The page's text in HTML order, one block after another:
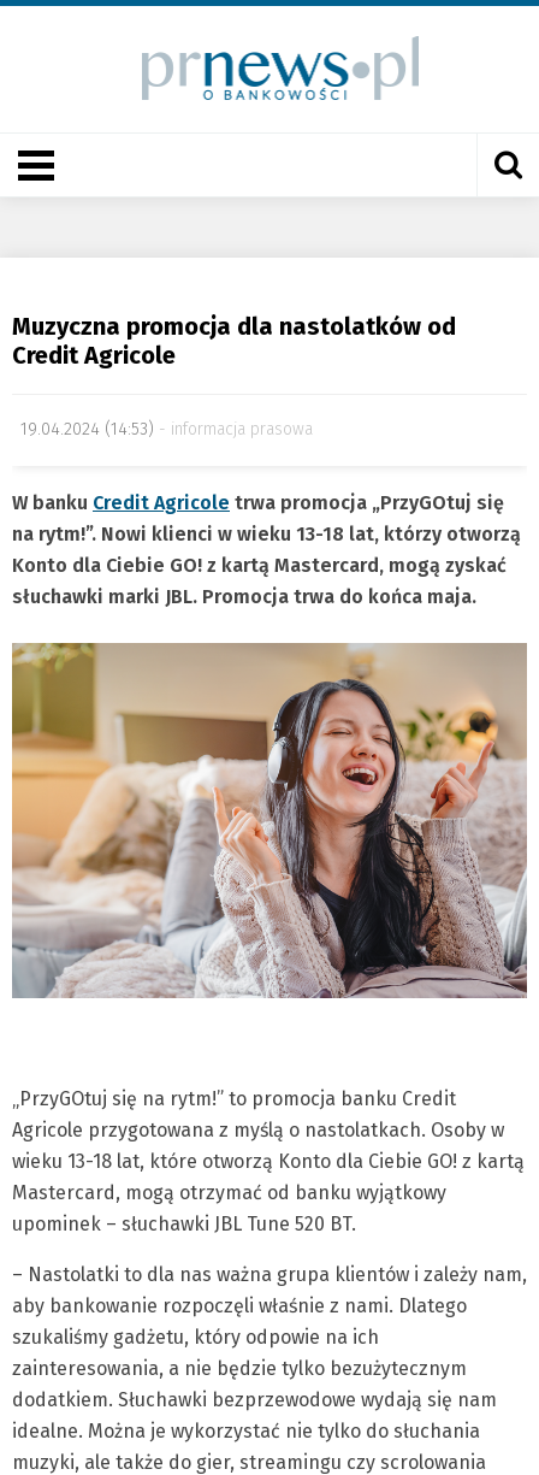
Muzyczna promocja dla nastolatków od
Credit Agricole
19.04.2024 (14:53) informacja prasowa
W banku Credit Agricole trwa promocja „PrzyGOtuj się
na rytm!”. Nowi klienci w wieku 13-18 lat, którzy otworzą
Konto dla Ciebie GO! z kartą Mastercard, mogą zyskać
słuchawki marki JBL. Promocja trwa do końca maja.
„PrzyGOtuj się na rytm!” to promocja banku Credit
Agricole przygotowana z myślą o nastolatkach. Osoby w
wieku 13-18 lat, które otworzą Konto dla Ciebie GO! z kartą
Mastercard, mogą otrzymać od banku wyjątkowy
upominek – słuchawki JBL Tune 520 BT.
– Nastolatki to dla nas ważna grupa klientów i zależy nam,
aby bankowanie rozpoczęli właśnie z nami. Dlatego
szukaliśmy gadżetu, który odpowie na ich
zainteresowania, a nie będzie tylko bezużytecznym
dodatkiem. Słuchawki bezprzewodowe wydają się nam
idealne. Można je wykorzystać nie tylko do słuchania
muzyki, ale także do gier, streamingu czy scrolowania